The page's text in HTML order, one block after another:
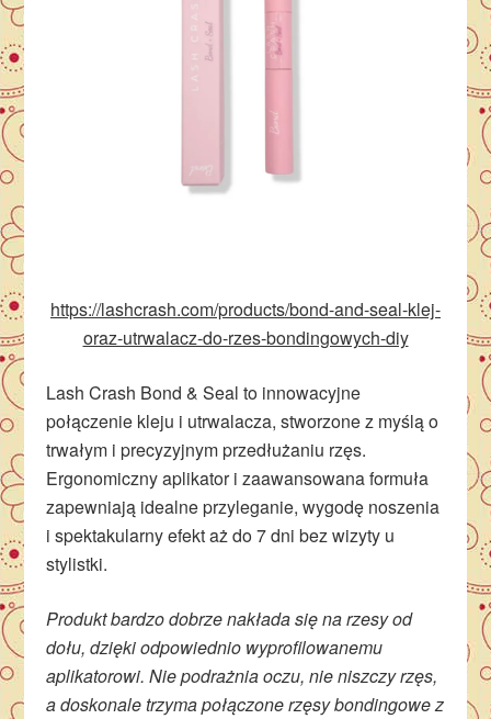
https://lashcrash.com/products/bond-and-seal-klej-
oraz-utrwalacz-do-rzes-bondingowych-diy
Lash Crash Bond & Seal to innowacyjne
połączenie kleju i utrwalacza, stworzone z myślą o
trwałym i precyzyjnym przedłużaniu rzęs.
Ergonomiczny aplikator i zaawansowana formuła
zapewniają idealne przyleganie, wygodę noszenia
i spektakularny efekt aż do 7 dni bez wizyty u
stylistki.
Produkt bardzo dobrze nakłada się na rzesy od
dołu, dzięki odpowiednio wyprofilowanemu
aplikatorowi. Nie podrażnia oczu, nie niszczy rzęs,
a doskonale trzyma połączone rzęsy bondingowe z